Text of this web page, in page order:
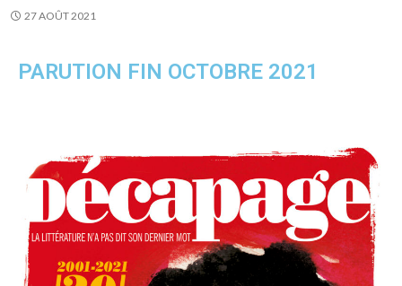
27 AOÛT 2021
PARUTION FIN OCTOBRE 2021